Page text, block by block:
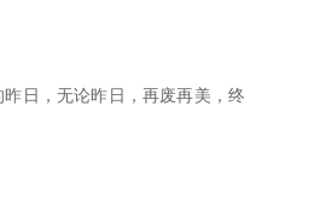
日，无论昨日，再废再美，终